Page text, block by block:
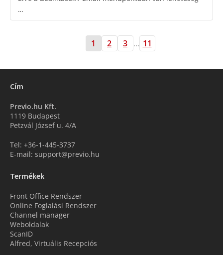
…
1 2 3 … 11
Cím
Previo.hu Kft.
1119 Budapest
Petzvál József u. 4/A
Tel: +36-1-445-3737
E-mail: support@previo.hu
Termékek
Front Office Rendszer
Online Foglalási Rendszer
Channel manager
Weboldalak
ScanID
Alfred, Virtuális Recepciós